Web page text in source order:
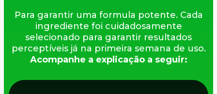
Para garantir uma formula potente. Cada
ingrediente foi cuidadosamente
selecionado para garantir resultados
perceptíveis já na primeira semana de uso.
Acompanhe a explicação a seguir: